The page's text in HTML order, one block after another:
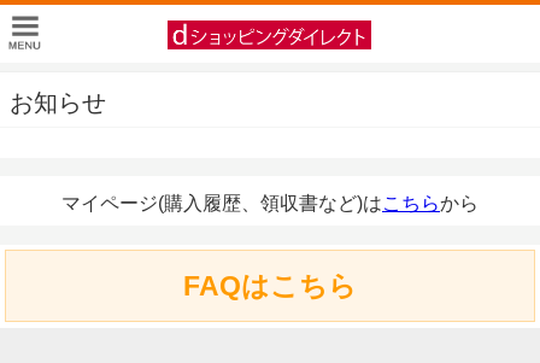
お知らせ
マイページ(購入履歴、領収書など)はこちらから
FAQはこちら